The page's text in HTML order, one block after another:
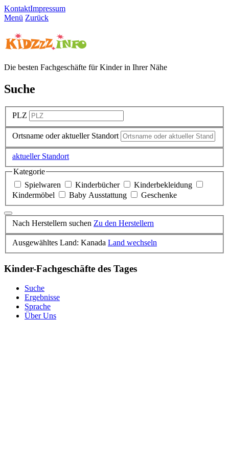
KontaktImpressum
Menü Zurück
Die besten Fachgeschäfte für Kinder in Ihrer Nähe
Suche
PLZ
Ortsname oder aktueller Standort
aktueller Standort
Kategorie
Spielwaren
Kinderbücher
Kinderbekleidung
Kindermöbel
Baby Ausstattung Geschenke
Nach Herstellern suchen Zu den Herstellern
Ausgewähltes Land: Kanada Land wechseln
Kinder-Fachgeschäfte des Tages
Suche
Ergebnisse
Sprache
Über Uns